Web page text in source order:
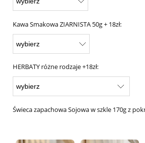
Kawa Smakowa ZIARNISTA 50g + 18zł:
HERBATY różne rodzaje +18zł:
Świeca zapachowa Sojowa w szkle 170g z